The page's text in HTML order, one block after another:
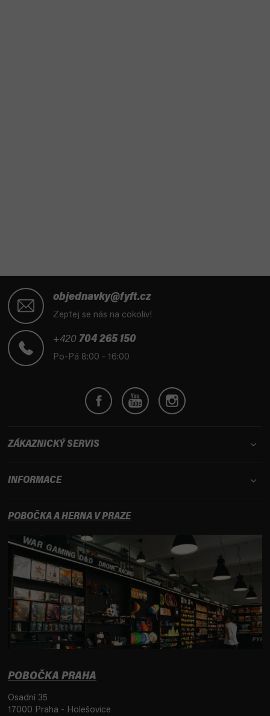
objednavky@fyft.cz
Zeptej se nás na cokoliv!
+420 704 265 150
Po-Pá 8:00 - 16:00
ZÁKAZNICKÝ SERVIS
INFORMACE
POBOČKA A HERNA V PRAZE
POBOČKA PRAHA
Osadní 35
17000 Praha - Holešovice